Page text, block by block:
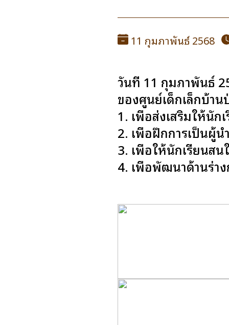
11 กุมภาพันธ์ 2568
วันที่ 11 กุมภาพันธ์
ของศูนย์เด็กเล็กบ้า
1. เพื่อส่งเสริมให้นัก
2. เพื่อฝึกการเป็นผู้
3. เพื่อให้นักเรียนสน
4. เพื่อพัฒนาด้านร่า